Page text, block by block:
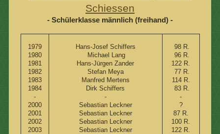
Schiessen
- Schülerklasse männlich (freihand) -
1979
1980
1981
1982
1983
1984
-
2000
2001
2002
2003
Hans-Josef Schiffers
Michael Lang
Hans-Jürgen Zander
Stefan Meya
Manfred Mertens
Dirk Schiffers
-
Sebastian Leckner
Sebastian Leckner
Sebastian Leckner
Sebastian Leckner
98 R.
96 R.
122 R.
77 R.
114 R.
83 R.
-
?
87 R.
100 R.
122 R.